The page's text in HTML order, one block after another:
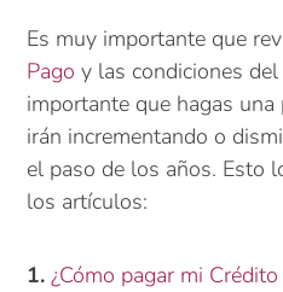
Es muy importante que
Pago y las condiciones
importante que hagas
irán incrementando o
el paso de los años. Esto
los artículos:
1.¿Cómo pagar mi